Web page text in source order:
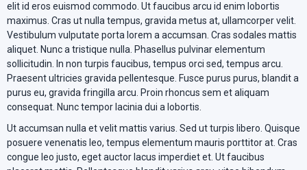
elit id eros euismod commodo. Ut faucibus arcu id enim lobortis
maximus. Cras ut nulla tempus, gravida metus at, ullamcorper velit.
Vestibulum vulputate porta lorem a accumsan. Cras sodales mattis
aliquet. Nunc a tristique nulla. Phasellus pulvinar elementum
sollicitudin. In non turpis faucibus, tempus orci sed, tempus arcu.
Praesent ultricies gravida pellentesque. Fusce purus purus, blandit a
purus eu, gravida fringilla arcu. Proin rhoncus sem et aliquam
consequat. Nunc tempor lacinia dui a lobortis.
Ut accumsan nulla et velit mattis varius. Sed ut turpis libero. Quisque
posuere venenatis leo, tempus elementum mauris porttitor at. Cras
congue leo justo, eget auctor lacus imperdiet et. Ut faucibus